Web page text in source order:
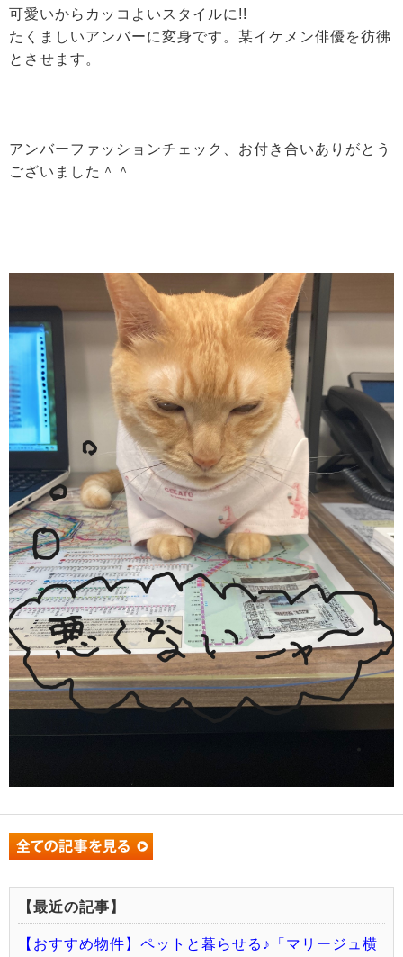
可愛いからカッコよいスタイルに!!
たくましいアンバーに変身です。某イケメン俳優を彷彿
とさせます。
アンバーファッションチェック、お付き合いありがとう
ございました＾＾
【最近の記事】
【おすすめ物件】ペットと暮らせる♪「マリージュ横